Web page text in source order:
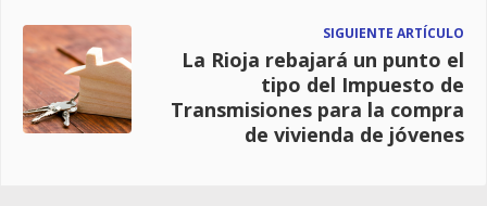
SIGUIENTE ARTÍCULO
La Rioja rebajará un punto el
tipo del Impuesto de
Transmisiones para la compra
de vivienda de jóvenes